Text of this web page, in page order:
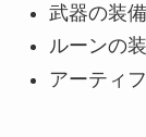
武器の装
ルーンの
アーティ